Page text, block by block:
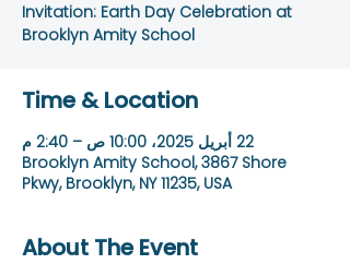
Invitation: Earth Day Celebration at
Brooklyn Amity School
Time & Location
22 أبريل 2025، 10:00 ص – 2:40 م
Brooklyn Amity School, 3867 Shore
Pkwy, Brooklyn, NY 11235, USA
About The Event